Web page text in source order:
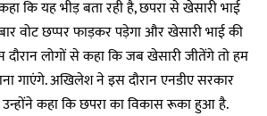
कि यह भीड़ बता रही है, छपरा से खेसारी भाई
वोट छप्पर फाड़कर पड़ेगा और खेसारी भाई की
दौरान लोगों से कहा कि जब खेसारी जीतेंगे तो हम
गाएंगे. अखिलेश ने इस दौरान एनडीए सरकार
कहा कि छपरा का विकास रूका हुआ है.